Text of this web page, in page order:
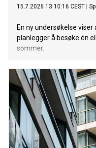
15.7.2026 13:10:16 CEST
En ny undersøkelse
planlegger å besøke én
sommer.